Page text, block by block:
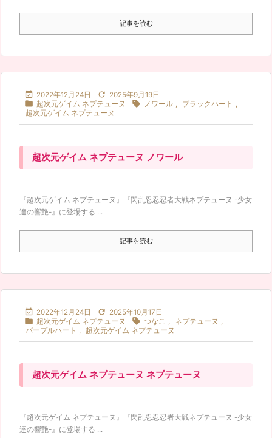
記事を読む
 2022年12月24日  2025年9月19日
 超次元ゲイム ネプテューヌ  ノワール , ブラックハート ,
超次元ゲイム ネプテューヌ
超次元ゲイム ネプテューヌ ノワール
『超次元ゲイム ネプテューヌ』『閃乱忍忍忍者大戦ネプテューヌ -少女
達の響艶-』に登場する ...
記事を読む
 2022年12月24日  2025年10月17日
 超次元ゲイム ネプテューヌ  つなこ , ネプテューヌ ,
パープルハート , 超次元ゲイム ネプテューヌ
超次元ゲイム ネプテューヌ ネプテューヌ
『超次元ゲイム ネプテューヌ』『閃乱忍忍忍者大戦ネプテューヌ -少女
達の響艶-』に登場する ...